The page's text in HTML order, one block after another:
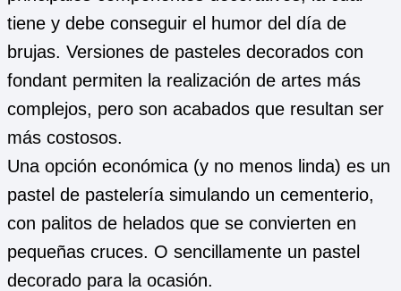
tiene y debe conseguir el humor del día de
brujas. Versiones de pasteles decorados con
fondant permiten la realización de artes más
complejos, pero son acabados que resultan ser
más costosos.
Una opción económica (y no menos linda) es un
pastel de pastelería simulando un cementerio,
con palitos de helados que se convierten en
pequeñas cruces. O sencillamente un pastel
decorado para la ocasión.